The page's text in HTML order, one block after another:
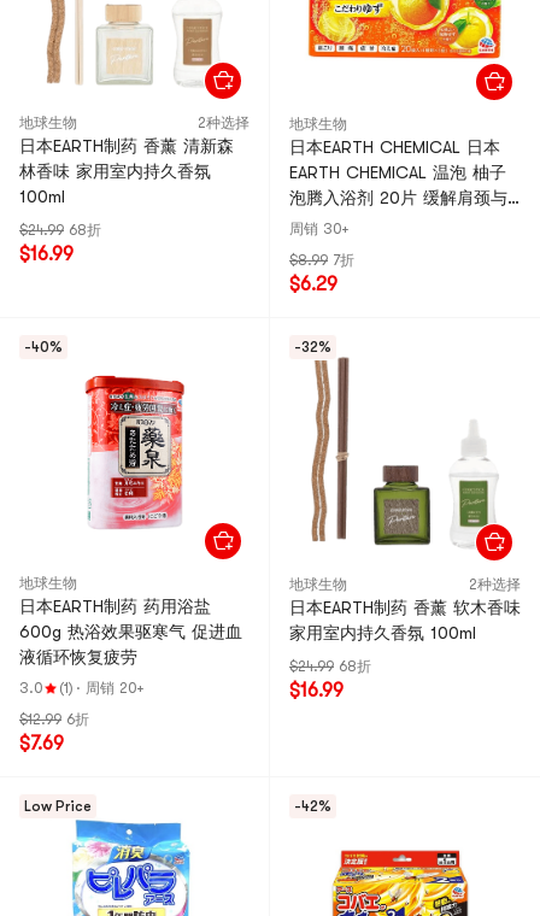
地球生物 2种选择
日本EARTH制药 香薰 清新森
林香味 家用室内持久香氛
100ml
$24.99 68折
$16.99
地球生物
日本EARTH CHEMICAL 日本
EARTH CHEMICAL 温泡 柚子
泡腾入浴剂 20片 缓解肩颈与
腰痛 改善冷症疲劳 促进血液循
周销 30+
$8.99 7折
$6.29
-40%
地球生物
日本EARTH制药 药用浴盐
600g 热浴效果驱寒气 促进血
液循环恢复疲劳
3.0 (1) · 周销 20+
$12.99 6折
$7.69
-32%
地球生物 2种选择
日本EARTH制药 香薰 软木香味
家用室内持久香氛 100ml
$24.99 68折
$16.99
Low Price -42%